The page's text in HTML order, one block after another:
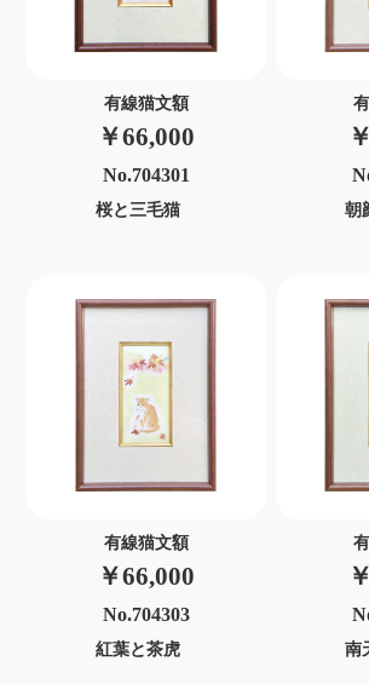
有線猫文額
￥66,000
No.704301
桜と三毛猫 朝
有線猫文額
￥66,000
No.704303
紅葉と茶虎 南